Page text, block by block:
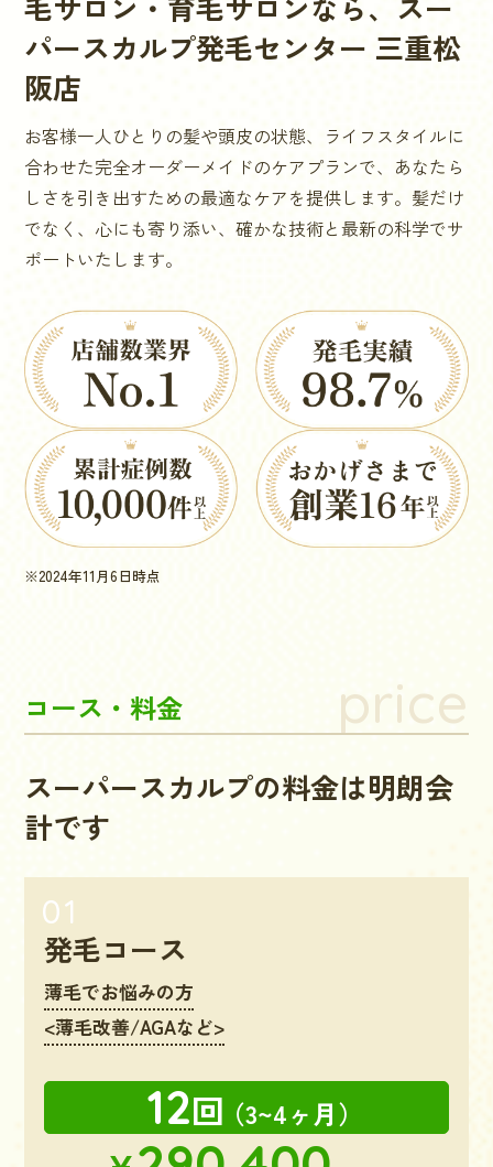
パースカルプ発毛センター 三重松
阪店
お客様一人ひとりの髪や頭皮の状態、ライフスタイルに
合わせた完全オーダーメイドのケアプランで、あなたら
しさを引き出すための最適なケアを提供します。髪だけ
でなく、心にも寄り添い、確かな技術と最新の科学でサ
ポートいたします。
※2024年11月6日時点
コース・料金 price
スーパースカルプの料金は明朗会
計です
発毛コース
薄毛でお悩みの方
<薄毛改善/AGAなど>
12回 （3~4ヶ月）